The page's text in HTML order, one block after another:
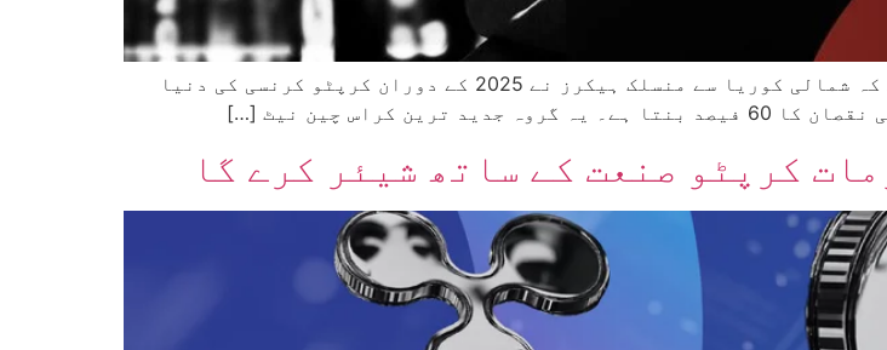
حال ہی میں جاری کی گئی ایک تفصیلی رپورٹ میں انکشاف ہوا ہے کہ شمالی کوریا سے منسلک ہیکرز نے 2025 کے دوران کرپٹو کرنسی کی دنیا
کرپٹو صنعت کے ساتھ شیئر کرے گا